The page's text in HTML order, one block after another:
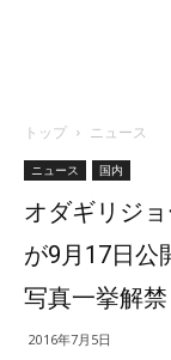
トップ ニュース
ニュース 国内
オダギリジ
が9月17日公
写真一挙解禁
2016年7月5日